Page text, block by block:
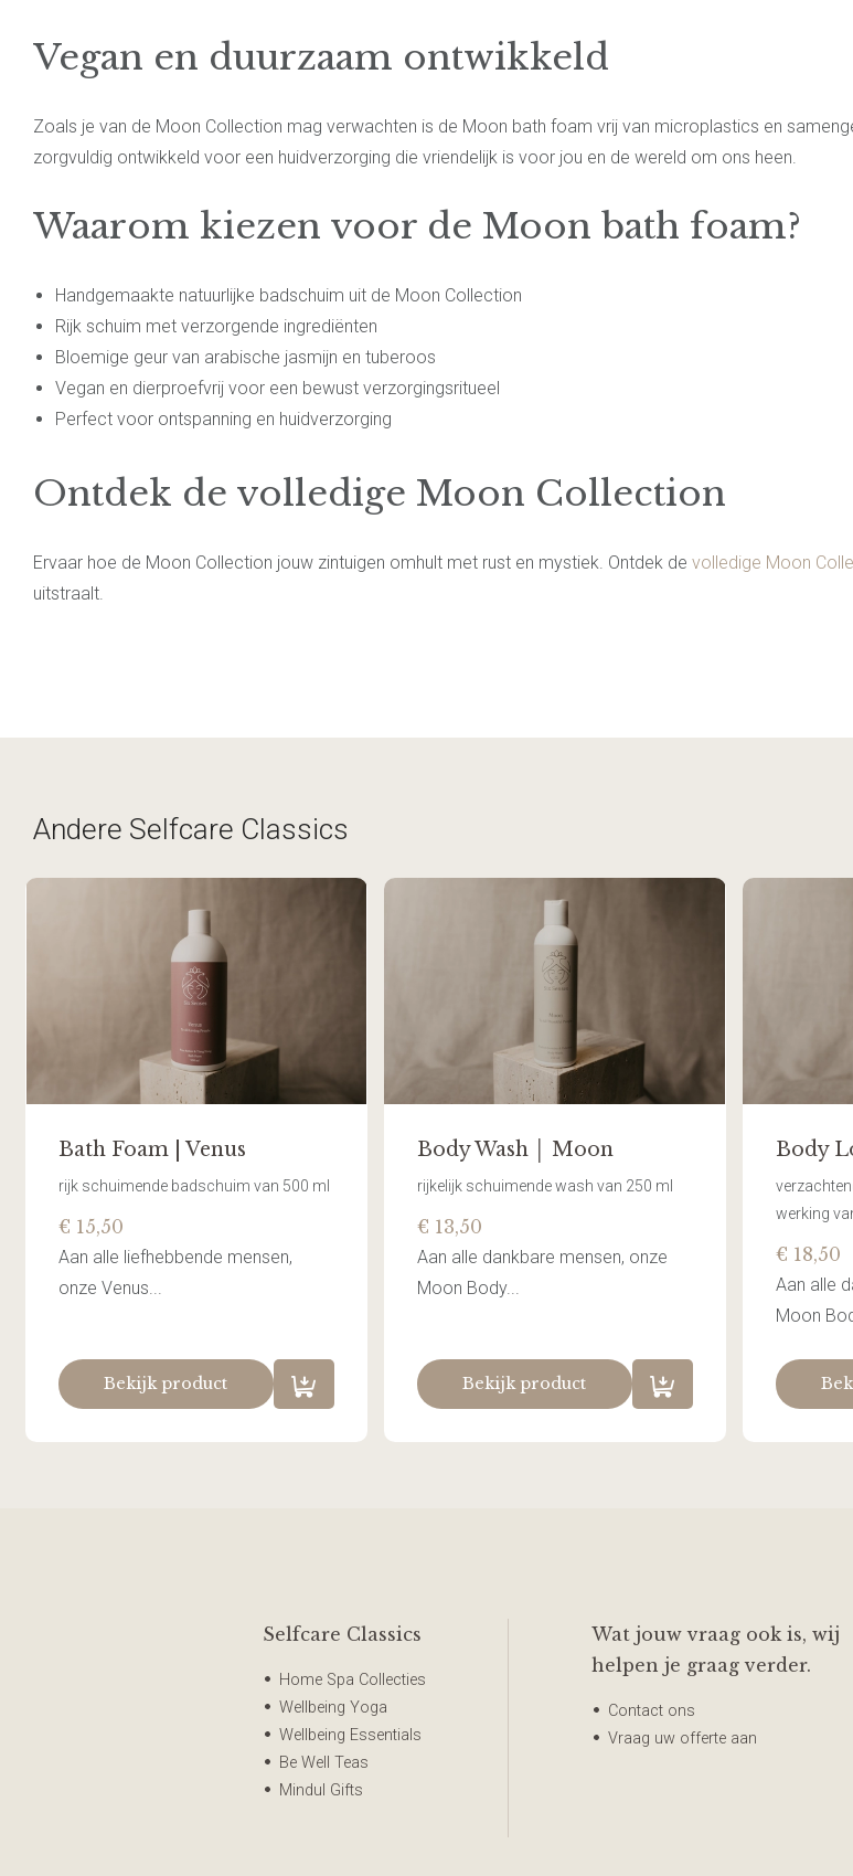
Vegan en duurzaam ontwikkeld
Zoals je van de Moon Collection mag verwachten is de Moon bath foam vrij van microplastics en
zorgvuldig ontwikkeld voor een huidverzorging die vriendelijk is voor jou en de wereld om ons heen.
Waarom kiezen voor de Moon bath foam?
Handgemaakte natuurlijke badschuim uit de Moon Collection
Rijk schuim met verzorgende ingrediënten
Bloemige geur van arabische jasmijn en tuberoos
Vegan en dierproefvrij voor een bewust verzorgingsritueel
Perfect voor ontspanning en huidverzorging
Ontdek de volledige Moon Collection
Ervaar hoe de Moon Collection jouw zintuigen omhult met rust en mystiek. Ontdek de volledige Moon
uitstraalt.
Andere Selfcare Classics
Bath Foam | Venus
rijk schuimende badschuim van 500 ml
€ 15,50
Aan alle liefhebbende mensen,
onze Venus...
Bekijk product
Body Wash │ Moon
rijkelijk schuimende wash van 250 ml
€ 13,50
Aan alle dankbare mensen, onze
Moon Body...
Bekijk product
Body
werking
€ 18,50
Aan alle
Moon
Selfcare Classics
Home Spa Collecties
Wellbeing Yoga
Wellbeing Essentials
Be Well Teas
Mindul Gifts
Wat jouw vraag ook is, wij
helpen je graag verder.
Contact ons
Vraag uw offerte aan